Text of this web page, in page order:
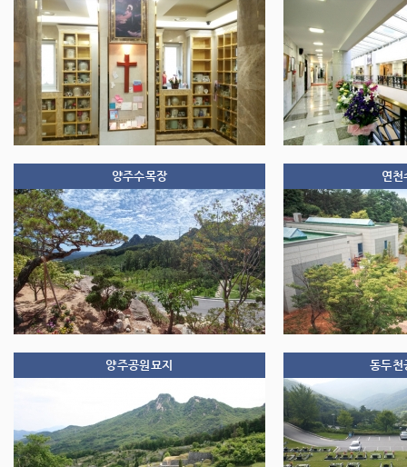
양주수목장 연천
양주공원묘지 동두천